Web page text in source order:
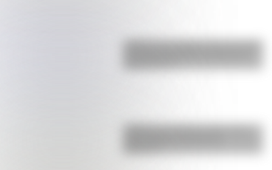
¿Sabías que Argentina tuvo la torre
¿Sabías que Buenos Aires tiene